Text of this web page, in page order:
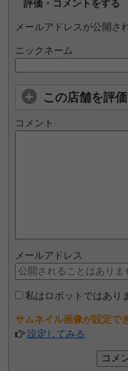
評価・コメントをする
メールアドレスが公開さ
ニックネーム
この店舗を評
コメント
メールアドレス
私はロボットではあり
サムネイル画像が設定で
設定してみる